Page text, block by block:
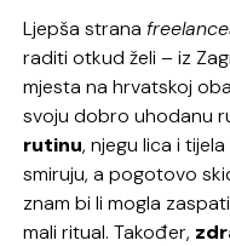
Ljepša strana
raditi otkud želi – iz
mjesta na hrvatskoj
svoju dobro uhodanu
rutinu, njegu lica i
smiruju, a pogotovo
znam bi li mogla
mali ritual. Također,